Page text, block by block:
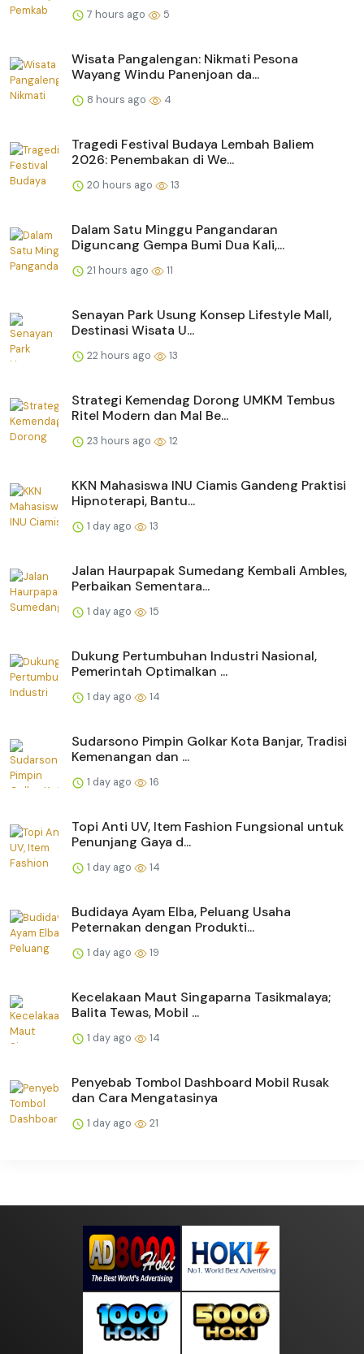
7 hours ago 5
Wisata Pangalengan: Nikmati Pesona
Wayang Windu Panenjoan da...
8 hours ago 4
Tragedi Festival Budaya Lembah Baliem
2026: Penembakan di We...
20 hours ago 13
Dalam Satu Minggu Pangandaran
Diguncang Gempa Bumi Dua Kali,...
21 hours ago 11
Senayan Park Usung Konsep Lifestyle Mall,
Destinasi Wisata U...
22 hours ago 13
Strategi Kemendag Dorong UMKM Tembus
Ritel Modern dan Mal Be...
23 hours ago 12
KKN Mahasiswa INU Ciamis Gandeng Praktisi
Hipnoterapi, Bantu...
1 day ago 13
Jalan Haurpapak Sumedang Kembali Ambles,
Perbaikan Sementara...
1 day ago 15
Dukung Pertumbuhan Industri Nasional,
Pemerintah Optimalkan ...
1 day ago 14
Sudarsono Pimpin Golkar Kota Banjar, Tradisi
Kemenangan dan ...
1 day ago 16
Topi Anti UV, Item Fashion Fungsional untuk
Penunjang Gaya d...
1 day ago 14
Budidaya Ayam Elba, Peluang Usaha
Peternakan dengan Produkti...
1 day ago 19
Kecelakaan Maut Singaparna Tasikmalaya;
Balita Tewas, Mobil ...
1 day ago 14
Penyebab Tombol Dashboard Mobil Rusak
dan Cara Mengatasinya
1 day ago 21